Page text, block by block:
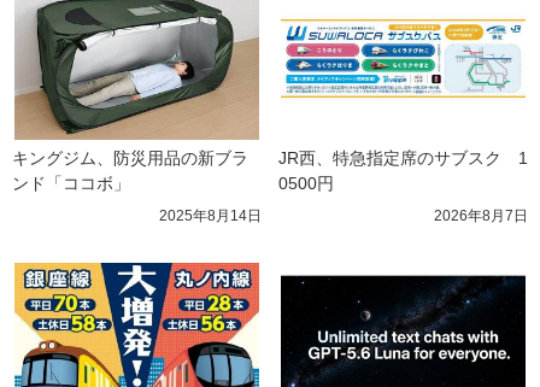
キングジム、防災用品の新ブラ
ンド「ココボ」
2025年8月14日
JR西、特急指定席のサブスク　1
0500円
2026年8月7日